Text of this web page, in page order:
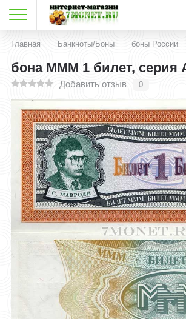
Главная Банкноты/Боны боны России
​бона МММ 1 билет, серия
Добавить отзыв 0